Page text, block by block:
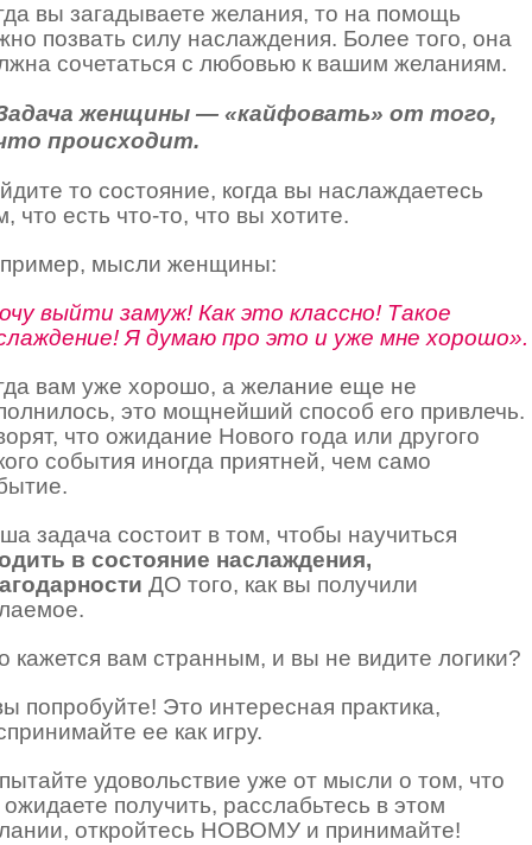
вы загадываете желания, то на помощь
позвать силу наслаждения. Более того, она
сочетаться с любовью к вашим желаниям.
женщины — «кайфовать» от того,
происходит.
то состояние, когда вы наслаждаетесь
что есть что-то, что вы хотите.
мысли женщины:
выйти замуж! Как это классно! Такое
Я думаю про это и уже мне хорошо».
вам уже хорошо, а желание еще не
это мощнейший способ его привлечь.
что ожидание Нового года или другого
события иногда приятней, чем само
задача состоит в том, чтобы научиться
в состояние наслаждения,
ДО того, как вы получили
кажется вам странным, и вы не видите логики?
попробуйте! Это интересная практика,
ее как игру.
удовольствие уже от мысли о том, что
получить, расслабьтесь в этом
откройтесь НОВОМУ и принимайте!